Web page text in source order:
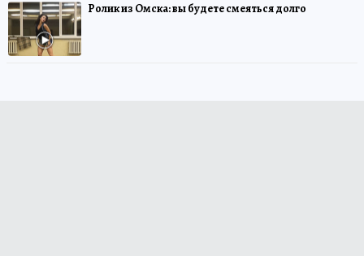
Ролик из Омска: вы будете смеяться долго